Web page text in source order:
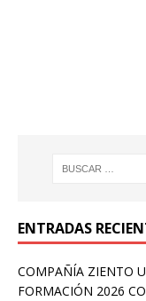
ENTRADAS
COMPAÑÍA ZIENTO
FORMACIÓN 2026